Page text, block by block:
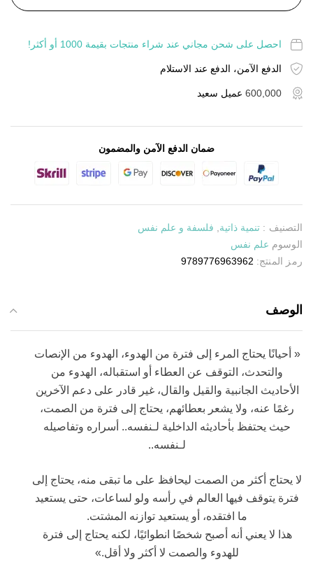
احصل على شحن مجاني عند شراء منتجات بقيمة 1000 أو أكثر!
الدفع الآمن، الدفع عند الاستلام
600,000 عميل سعيد
ضمان الدفع الآمن والمضمون
التصنيف : تنمية ذاتية
فلسفة و علم نفس
الوسوم علم نفس
رمز المنتج: 9789776963962
الوصف
« أحيانًا يحتاج المرء إلى فترة من الهدوء، الهدوء من الإنصات
والتحدث، التوقف عن العطاء أو استقباله، الهدوء من
الأحاديث الجانبية والقيل والقال، غير قادر على دعم الآخرين
رغمًا عنه، ولا يشعر بعطائهم، يحتاج إلى فترة من الصمت،
حيث يحتفظ بأحاديثه الداخلية لـنفسه.. أسراره وتفاصيله
لـنفسه..
لا يحتاج أكثر من الصمت ليحافظ على ما تبقى منه، يحتاج إلى
فترة يتوقف فيها العالم في رأسه ولو لساعات، حتى يستعيد
ما افتقده، أو يستعيد توازنه المشتت.
هذا لا يعني أنه أصبح شخصًا انطوائيًا، لكنه يحتاج إلى فترة
للهدوء والصمت لا أكثر ولا أقل.»